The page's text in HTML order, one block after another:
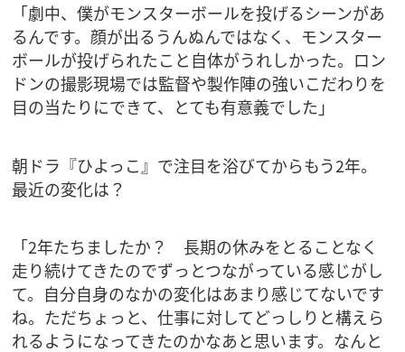
「劇中、僕がモンスターボールを投げるシーンがあ
るんです。顔が出るうんぬんではなく、モンスター
ボールが投げられたこと自体がうれしかった。ロン
ドンの撮影現場では監督や製作陣の強いこだわりを
目の当たりにできて、とても有意義でした」
朝ドラ『ひよっこ』で注目を浴びてからもう2年。
最近の変化は？
「2年たちましたか？ 長期の休みをとることなく
走り続けてきたのでずっとつながっている感じがし
て。自分自身のなかの変化はあまり感じてないです
ね。ただちょっと、仕事に対してどっしりと構えら
れるようになってきたのかなあと思います。なんと